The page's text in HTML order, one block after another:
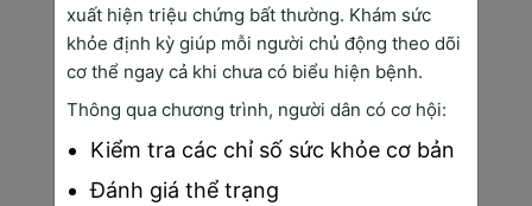
Xét nghiệm máu là phương pháp chuẩn đoán
hiệu quả bệnh
Bảng Giá Xét Nghiệm Ung Thư Vú Chi Tiết
2025
xuất hiện triệu chứng bất thường. Khám sức
khỏe định kỳ giúp mỗi người chủ động theo dõi
cơ thể ngay cả khi chưa có biểu hiện bệnh.
Thông qua chương trình, người dân có cơ hội:
Kiểm tra các chỉ số sức khỏe cơ bản
Đánh giá thể trạng